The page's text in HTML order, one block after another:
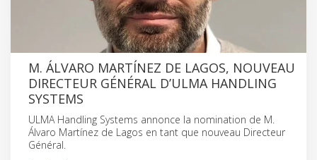
M. ÁLVARO MARTÍNEZ DE LAGOS, NOUVEAU
DIRECTEUR GÉNÉRAL D’ULMA HANDLING
SYSTEMS
ULMA Handling Systems annonce la nomination de M.
Álvaro Martínez de Lagos en tant que nouveau Directeur
Général.